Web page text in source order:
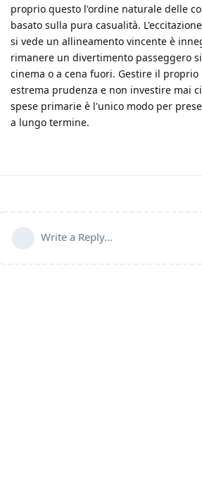
proprio questo l'ordine naturale delle
basato sulla pura casualità.
si vede un allineamento vincente è
rimanere un divertimento passeggero
cinema o a cena fuori. Gestire il
estrema prudenza e non investire mai
spese primarie è l'unico modo per
a lungo termine.
Write a Reply...